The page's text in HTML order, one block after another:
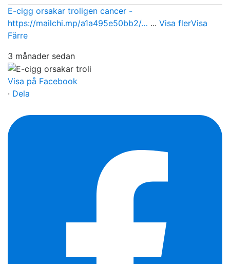
E-cigg orsakar troligen cancer -
https://mailchi.mp/a1a495e50bb2/… ... Visa flerVisa
Färre
3 månader sedan
Visa på Facebook
· Dela